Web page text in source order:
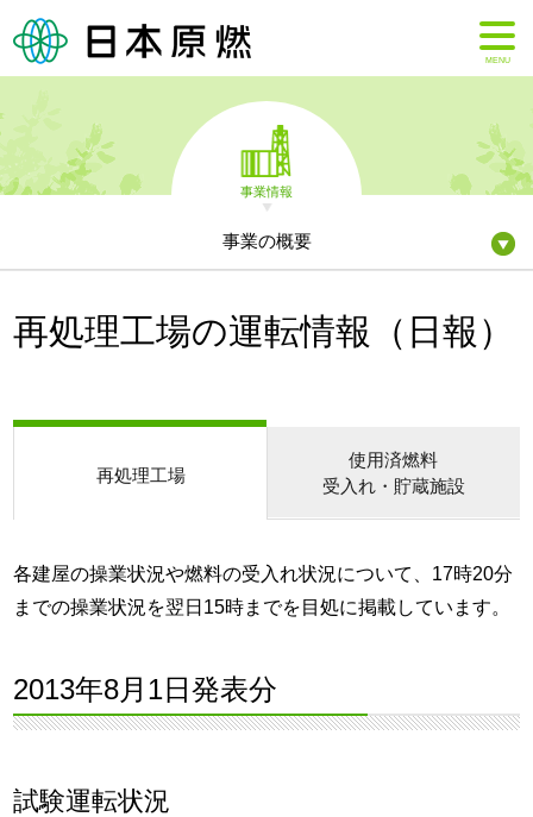
MENU
事業情報
事業の概要
再処理工場の運転情報（日報）
再処理工場
使用済燃料
受入れ・貯蔵施設
各建屋の操業状況や燃料の受入れ状況について、17時20分
までの操業状況を翌日15時までを目処に掲載しています。
2013年8月1日発表分
試験運転状況